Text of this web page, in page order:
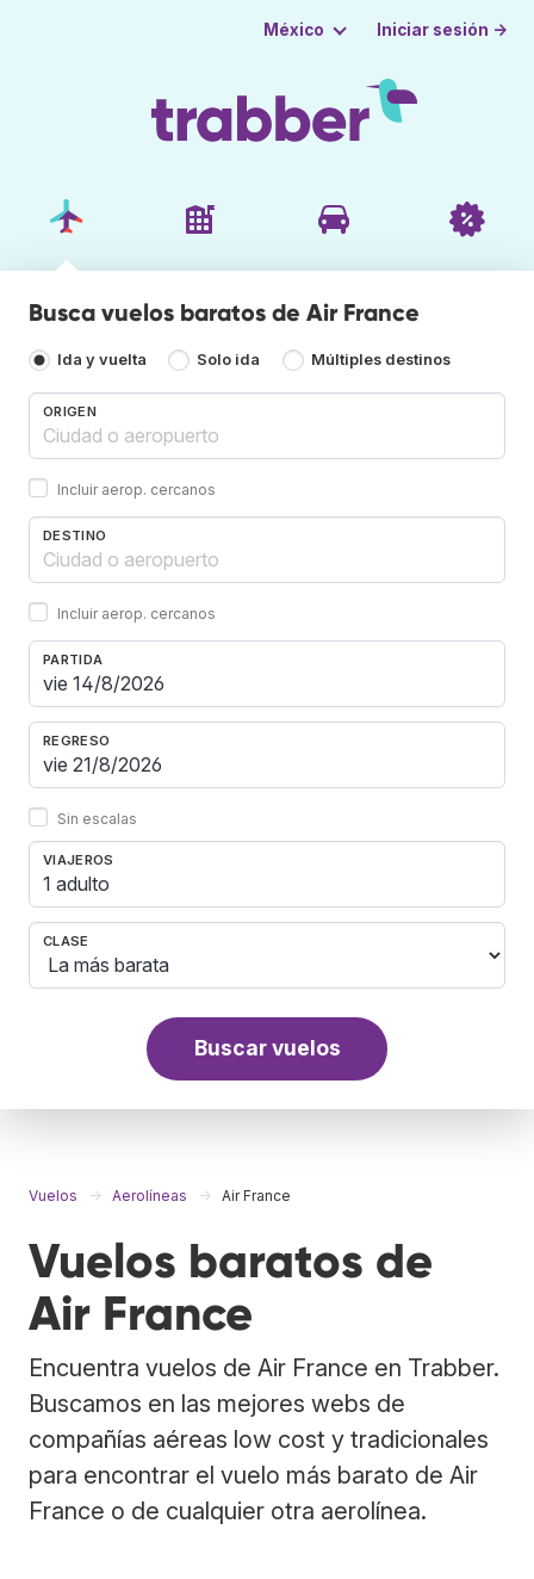
México Iniciar sesión →
Busca vuelos baratos de Air France
Ida y vuelta Solo ida Múltiples destinos
ORIGEN
Incluir aerop. cercanos
DESTINO
Incluir aerop. cercanos
PARTIDA
REGRESO
Sin escalas
VIAJEROS
1 adulto
CLASE
Buscar vuelos
Vuelos Aerolíneas Air France
Vuelos baratos de
Air France
Encuentra vuelos de Air France en Trabber.
Buscamos en las mejores webs de
compañías aéreas low cost y tradicionales
para encontrar el vuelo más barato de Air
France o de cualquier otra aerolínea.